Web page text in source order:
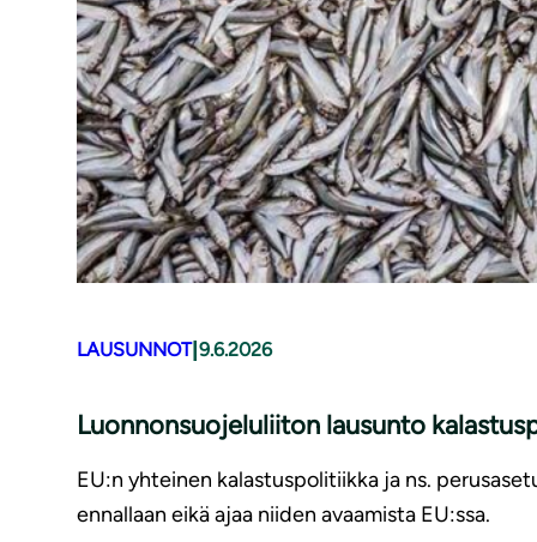
LAUSUNNOT|9.6.2026
Luonnonsuojeluliiton lausunto
EU:n yhteinen kalastuspolitiikka ja ns.
ennallaan eikä ajaa niiden avaamista EU:ssa.